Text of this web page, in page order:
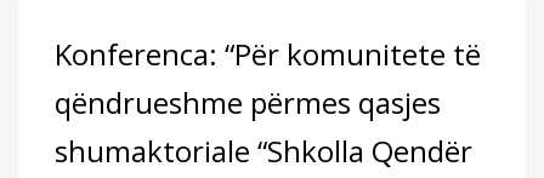
Konferenca: “Për komunitete të
qëndrueshme përmes qasjes
shumaktoriale “Shkolla Qendër